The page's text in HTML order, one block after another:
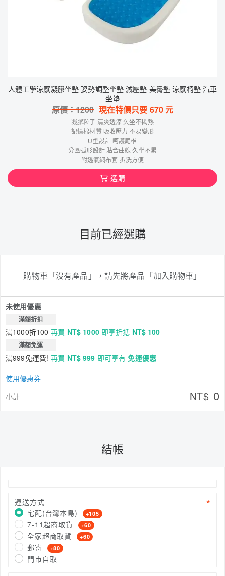
人體工學涼感凝膠坐墊 姿勢調整坐墊 減壓墊 美臀墊 涼感椅墊 汽車
坐墊
原價：1200 現在特價只要 670 元
凝膠粒子 清爽透涼 久坐不悶熱
記憶棉材質 吸收壓力 不易變形
U型設計 呵護尾椎
分區弧形設計 貼合曲線 久坐不累
附透氣網布套 拆洗方便
選購
目前已經選購
購物車「沒有產品」，請先將產品「加入購物車」
未使用優惠
滿額折扣
滿1000折100 再買 NT$ 1000即享折抵 NT$ 100
滿額免運
滿999免運費! 再買 NT$ 999 即可享有免運優惠
使用優惠券
小計
NT$ 0
結帳
運送方式
宅配(台灣本島)
+105
7-11超商取貨 +60
全家超商取貨 +60
郵寄 +80
門市自取